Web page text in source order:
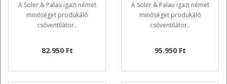
A Soler & Palau igazi német
minőséget produkáló
csőventilátor..
82.950 Ft
A Soler & Palau igazi német
minőséget produkáló
csőventilátor..
95.950 Ft